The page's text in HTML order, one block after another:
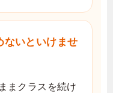
ないといけませ
まクラスを続け